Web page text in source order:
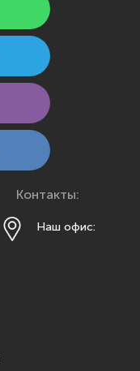
Контакты:
Наш офис: